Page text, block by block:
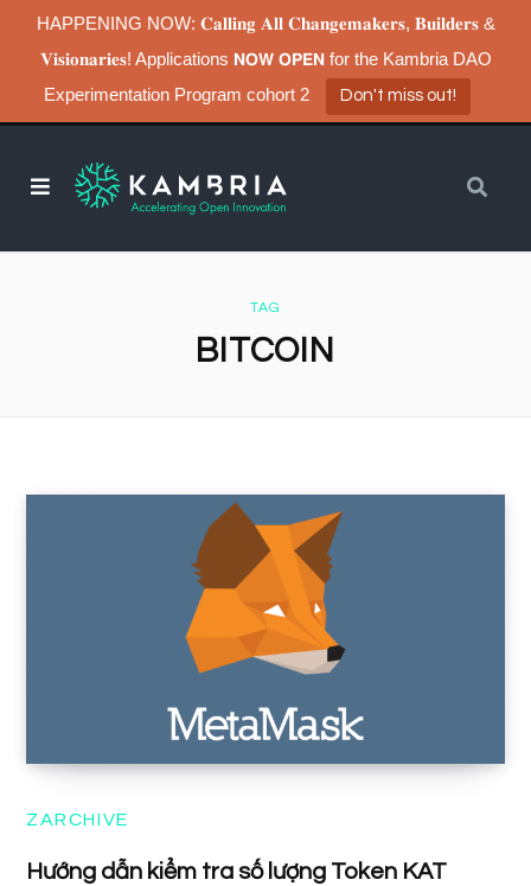
HAPPENING NOW: 𝐂𝐚𝐥𝐥𝐢𝐧𝐠 𝐀𝐥𝐥 𝐂𝐡𝐚𝐧𝐠𝐞𝐦𝐚𝐤𝐞𝐫𝐬, 𝐁𝐮𝐢𝐥𝐝𝐞𝐫𝐬 &
𝐕𝐢𝐬𝐢𝐨𝐧𝐚𝐫𝐢𝐞𝐬! Applications 𝗡𝗢𝗪 𝗢𝗣𝗘𝗡 for the Kambria DAO
Experimentation Program cohort 2
Don't miss out!
TAG
BITCOIN
ZARCHIVE
Hướng dẫn kiểm tra số lượng Token KAT